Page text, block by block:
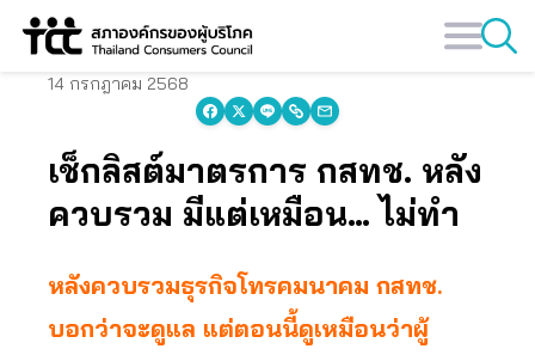
Skip
14 กรกฎาคม 2568
เช็กลิสต์มาตรการ กสทช. หลัง
ควบรวม มีแต่เหมือน… ไม่ทำ
หลังควบรวมธุรกิจโทรคมนาคม กสทช.
บอกว่าจะดูแล แต่ตอนนี้ดูเหมือนว่าผู้